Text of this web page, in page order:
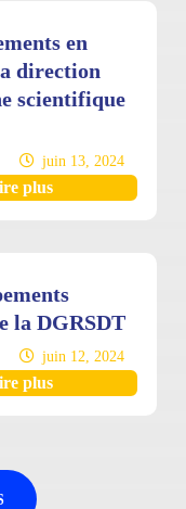
en
direction
scientifique
juin 13, 2024
plus
la DGRSDT
juin 12, 2024
plus